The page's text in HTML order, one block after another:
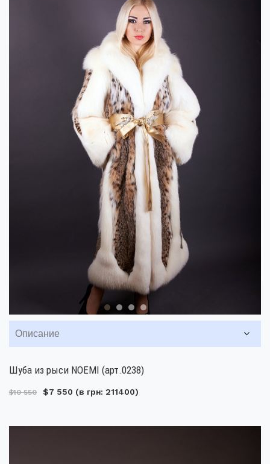
Описание
Шуба из рыси NOEMI (арт.0238)
$10 550 $7 550 (в грн: 211400)